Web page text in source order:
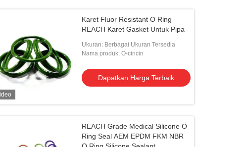
Karet Fluor Resistant O Ring
REACH Karet Gasket Untuk Pipa
Ukuran: Berbagai Ukuran Tersedia
Nama produk: O-cincin
Dapatkan Harga Terbaik
REACH Grade Medical Silicone O
Ring Seal AEM EPDM FKM NBR